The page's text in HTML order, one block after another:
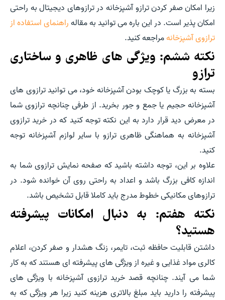
زیرا امکان صفر کردن ترازو آشپزخانه در ترازوهای دیجیتال به راحتی
امکان پذیر است. در این باره می توانید به مقالهراهنمای استفاده از
ترازوی آشپزخانهمراجعه کنید.
نکته ششم: ویژگی های ظاهری و ساختاری
ترازو
بسته به بزرگ یا کوچک بودن آشپزخانه خود، می توانید ترازوی های
آشپزخانه حجیم یا جمع و جور بخرید. از طرفی چنانچه ترازوی شما
در معرض دید قرار دارد به این نکته توجه کنید که در خرید ترازوی
آشپزخانه به هماهنگی ظاهری ترازو با سایر لوازم آشپزخانه توجه
کنید.
علاوه بر این، توجه داشته باشید که صفحه نمایش ترازوی شما به
اندازه کافی بزرگ باشد و اعداد به راحتی روی آن خوانده شود. در
ترازوهای مکانیکی خطوط مدرج باید کاملا قابل تشخیص باشد.
نکته هفتم: به دنبال امکانات پیشرفته
هستید؟
داشتن قابلیت حافظه ثبت، تایمر، زنگ هشدار و صفر کردن، اعلام
کالری مواد غذایی و غیره از ویژگی های پیشرفته ای هستند که به کار
شما می آیند. چنانچه قصد خرید ترازوی آشپزخانه با ویژگی های
پیشرفته را دارید باید مبلغ بالاتری هزینه کنید زیرا هر ویژگی که به